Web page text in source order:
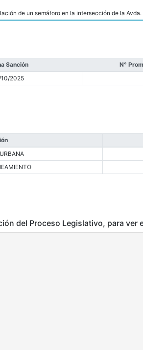
de un semáforo en la intersección de la
Sanción N°
2025
del Proceso Legislativo, para